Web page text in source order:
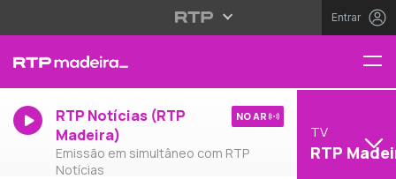
Entrar
RTP Notícias (RTP
Madeira)
Emissão em simultâneo com RTP
Notícias
NO AR
TV
RTP